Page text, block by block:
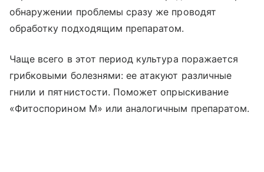
обнаружении проблемы сразу же проводят
обработку подходящим препаратом.
Чаще всего в этот период культура поражается
грибковыми болезнями: ее атакуют различные
гнили и пятнистости. Поможет опрыскивание
«Фитоспорином М» или аналогичным препаратом.